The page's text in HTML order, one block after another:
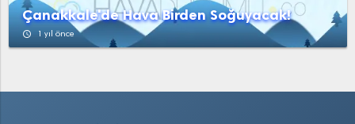
Çanakkale'de Hava Birden Soğuyacak!
access_time 1 yıl önce